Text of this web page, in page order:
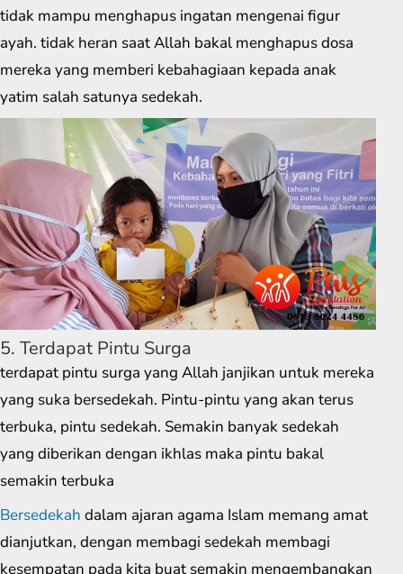
tidak mampu menghapus ingatan mengenai figur
ayah. tidak heran saat Allah bakal menghapus dosa
mereka yang memberi kebahagiaan kepada anak
yatim salah satunya sedekah.
5. Terdapat Pintu Surga
terdapat pintu surga yang Allah janjikan untuk mereka
yang suka bersedekah. Pintu-pintu yang akan terus
terbuka, pintu sedekah. Semakin banyak sedekah
yang diberikan dengan ikhlas maka pintu bakal
semakin terbuka
Bersedekah dalam ajaran agama Islam memang amat
dianjutkan, dengan membagi sedekah membagi
kesempatan pada kita buat semakin mengembangkan